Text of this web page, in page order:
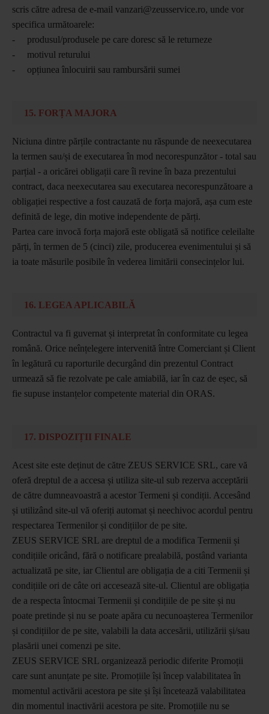
scris către adresa de e-mail vanzari@zeusservice.ro, unde vor
specifica următoarele:
- produsul/produsele pe care doresc să le returneze
- motivul returului
- opțiunea înlocuirii sau rambursării sumei
15. FORȚA MAJORA
Niciuna dintre părțile contractante nu răspunde de neexecutarea
la termen sau/și de executarea în mod necorespunzător - total sau
parțial - a oricărei obligații care îi revine în baza prezentului
contract, daca neexecutarea sau executarea necorespunzătoare a
obligației respective a fost cauzată de forța majoră, așa cum este
definită de lege, din motive independente de părți.
Partea care invocă forța majoră este obligată să notifice celeilalte
părți, în termen de 5 (cinci) zile, producerea evenimentului și să
ia toate măsurile posibile în vederea limitării consecințelor lui.
16. LEGEA APLICABILĂ
Contractul va fi guvernat și interpretat în conformitate cu legea
română. Orice neînțelegere intervenită între Comerciant și Client
în legătură cu raporturile decurgând din prezentul Contract
urmează să fie rezolvate pe cale amiabilă, iar în caz de eșec, să
fie supuse instanțelor competente material din ORAS.
17. DISPOZIȚII FINALE
Acest site este deținut de către ZEUS SERVICE SRL, care vă
oferă dreptul de a accesa și utiliza site-ul sub rezerva acceptării
de către dumneavoastră a acestor Termeni și condiții. Accesând
și utilizând site-ul vă oferiți automat și neechivoc acordul pentru
respectarea Termenilor și condițiilor de pe site.
ZEUS SERVICE SRL are dreptul de a modifica Termenii și
condițiile oricând, fără o notificare prealabilă, postând varianta
actualizată pe site, iar Clientul are obligația de a citi Termenii și
condițiile ori de câte ori accesează site-ul. Clientul are obligația
de a respecta întocmai Termenii și condițiile de pe site și nu
poate pretinde și nu se poate apăra cu necunoașterea Termenilor
și condițiilor de pe site, valabili la data accesării, utilizării și/sau
plasării unei comenzi pe site.
ZEUS SERVICE SRL organizează periodic diferite Promoții
care sunt anunțate pe site. Promoțiile își încep valabilitatea în
momentul activării acestora pe site și își încetează valabilitatea
din momentul inactivării acestora pe site. Promoțiile nu se